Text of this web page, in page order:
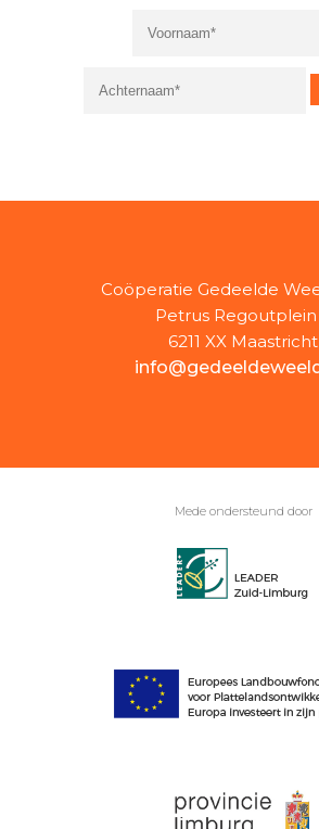
Coöperatie Gedeelde
Petrus Regoutplein
6211 XX Maastricht
Mede ondersteund door